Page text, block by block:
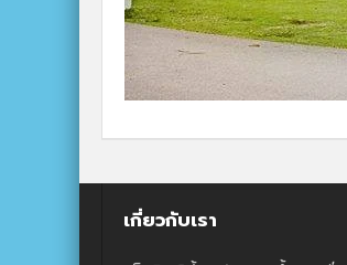
เกี่ยวกับเรา